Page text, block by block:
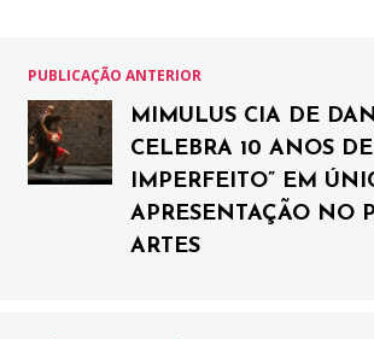
PUBLICAÇÃO ANTERIOR
MIMULUS CIA DE
CELEBRA 10 ANOS
IMPERFEITO” EM
APRESENTAÇÃO NO
ARTES